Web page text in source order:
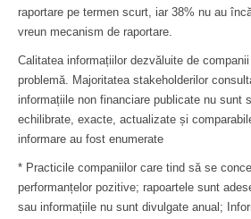
raportare pe termen scurt, iar 38% nu au
vreun mecanism de raportare.
Calitatea informațiilor dezvăluite de
problemă. Majoritatea stakeholderilor
informațiile non financiare publicate nu sunt
echilibrate, exacte, actualizate și
informare au fost enumerate
* Practicile companiilor care tind să se
performanțelor pozitive; rapoartele sunt
sau informațiile nu sunt divulgate anual;